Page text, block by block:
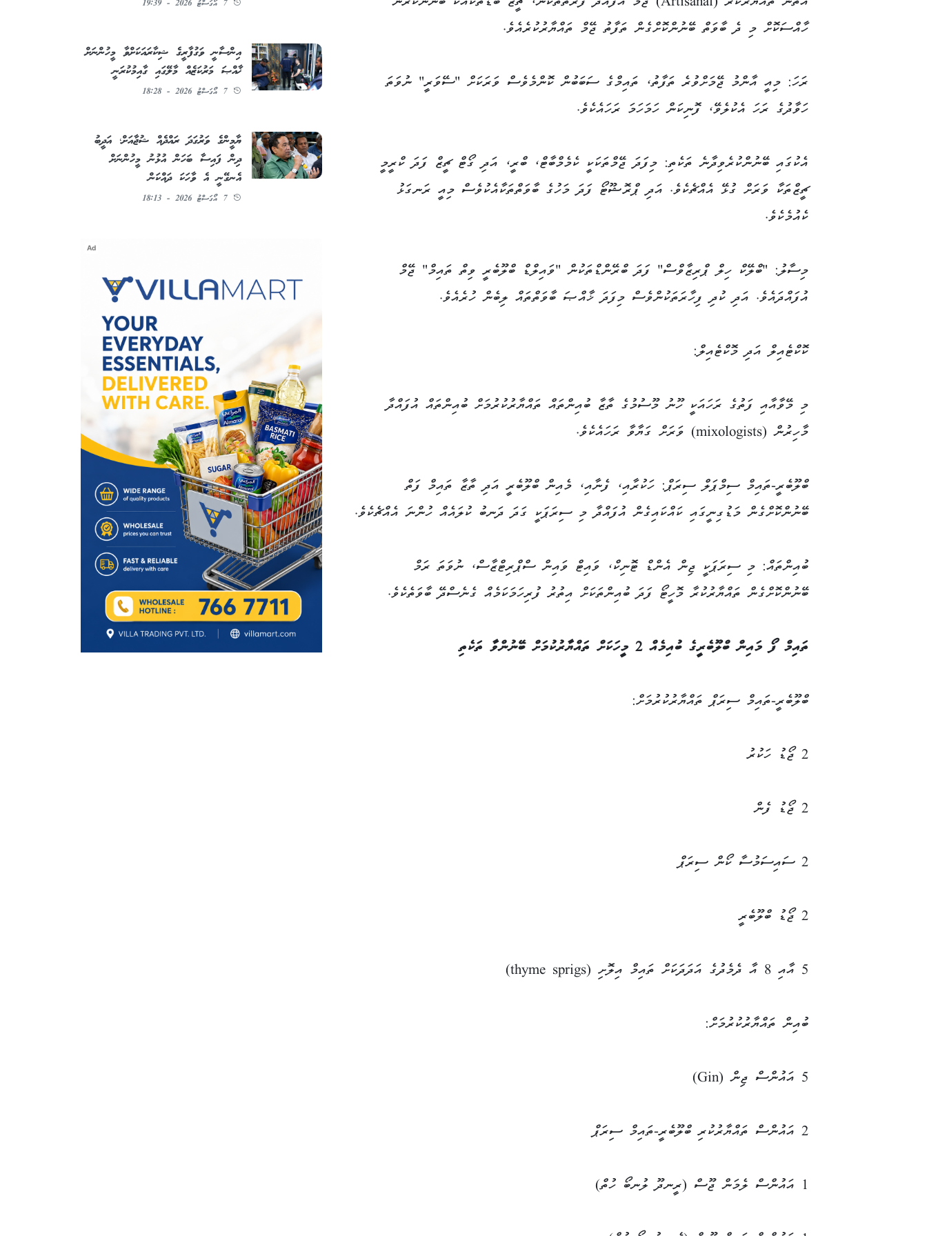
ހާއްސަކޮށް މި ދެ ބާވަތް ބޭނުންކޮށްގެން ތަފާތު ޖޭމް ތައްޔާރުކުރެއެވެ.
ރަހަ: މިއީ އާންމު ޖޭމަށްވުރެ ތަފާތު، ތައިމްގެ ސަބަބުން ކޮންމެވެސް ވަރަކަށް "ސޭވަރީ" ނުވަތަ
ހަވާދުގެ ރަހަ އެކުލެވޭ، ފޮނިކަން ހަމަހަމަ ރަހައެކެވެ.
އެކުގައި ބޭނުންކުރެވިދާނެ ތަކެތި: މިފަދަ ޖޭމްތަކަކީ ކެމެމްބާޓް، ބްރީ، އަދި ގޯޓް ޗީޒް ފަދަ ކްރީމީ
ޗީޒްތަކާ ވަރަށް ގުޅޭ އެއްޗެކެވެ. އަދި ޕްރޮޝޫޓޯ ފަދަ މަހުގެ ބާވަތްތަކާއެކުވެސް މިއީ ރަނގަޅު
ކެއުމެކެވެ.
މިސާލު: "ބްލޭކް ހިލް ޕްރިޒާވްސް" ފަދަ ބްރޭންޑްތަކުން "ވައިލްޑް ބްލޫބެރީ ވިތް ތައިމް" ޖޭމް
އުފައްދައެވެ. އަދި ކުދި ފިހާރަތަކުންވެސް މިފަދަ ޚާއްޞަ ބާވަތްތައް ލިބެން ހުރެއެވެ.
ކޮކްޓެއިލް އަދި މޮކްޓެއިލް:
މި މޭވާއާއި ފަތުގެ ރަހައަކީ ހޫނު މޫސުމުގެ ތާޒާ ބުއިންތައް ތައްޔާރުކުރުމަށް ބުއިންތައް އުފައްދާ
މާހިރުން (mixologists) ވަރަށް ގަޔާވާ ރަހައެކެވެ.
ބްލޫބެރީ-ތައިމް ސިމްޕަލް ސިރަޕް: ހަކުރާއި، ފެނާއި، މެއިން ބްލޫބެރީ އަދި ތާޒާ ތައިމް ފަތް
ބޭނުންކޮށްގެން މަޑުގިނީގައި ކައްކައިގެން އުފައްދާ މި ސިރަޕަކީ ގަދަ ދަނބު ކުލައެއް ހުންނަ އެއްޗެކެވެ.
ބުއިންތައް: މި ސިރަޕަކީ ޖިން އެންޑް ޓޮނިކް، ވައިޓް ވައިން ސްޕްރިޓްޒާސް، ނުވަތަ ރަމް
ބޭނުންކޮށްގެން ތައްޔާރުކުރާ މޮހީޓޯ ފަދަ ބުއިންތަކަށް އިތުރު ފުރިހަމަކަމެއް ގެނެސްދޭ ބާވަތެކެވެ.
ތައިމް ފޯ މައިން ބްލޫބެރީގެ ބުއިމެއް 2 މީހަކަށް ތައްޔާރުކުމަށް ބޭނުންވާ ތަކެތި
ބްލޫބެރީ-ތައިމް ސިރަޕް ތައްޔާރުކުރުމަށް:
2 ޖޯޑު ހަކުރު
2 ޖޯޑު ފެން
2 ސައިސަމުސާ ކޯން ސިރަޕް
2 ޖޯޑު ބްލޫބެރީ
5 އާއި 8 އާ ދެމެދުގެ އަދަދަކަށް ތައިމް އިލޮށި (thyme sprigs)
ބުއިން ތައްޔާރުކުރުމަށް:
5 އައުންސް ޖިން (Gin)
2 އައުންސް ތައްޔާރުކުރި ބްލޫބެރީ-ތައިމް ސިރަޕް
1 އައުންސް ލެމަން ޖޫސް (ރީނދޫ ލުނބޯ ހުތް)
7 އޯގަސްޓު 2026 - 19:39
އިންސާނީ ވަގުފާރީގެ ޝިކާރައަކަށްވާ މީހުންނަށް
ޚާއްޞަ މަރުކަޒެއް މާލޭގައި ގާއިމުކުރަނީ
7 އޯގަސްޓު 2026 - 18:28
ޔާމީންގެ ވަރުގަދަ ރައްދެއް ޝުޖާއަށް؛ އަދީބު
ދިން ފައިސާ ބަހަން އުޅުނު މީހުންނަށް
އެނގޭނީ އެ ވާހަކަ ދައްކަން
7 އޯގަސްޓު 2026 - 18:13
Ad